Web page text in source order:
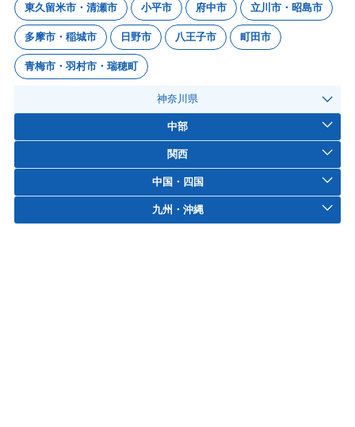
東久留米市・清瀬市 小平市 府中市 立川市・昭島市
多摩市・稲城市 日野市 八王子市 町田市
青梅市・羽村市・瑞穂町
神奈川県
中部
関西
中国・四国
九州・沖縄